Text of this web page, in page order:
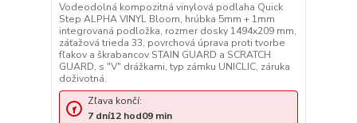
Vodeodolná kompozitná vinylová podlaha Quick
Step ALPHA VINYL Bloom, hrúbka 5mm + 1mm
integrovaná podložka, rozmer dosky 1494x209 mm,
záťažová trieda 33, povrchová úprava proti tvorbe
fľakov a škrabancov STAIN GUARD a SCRATCH
GUARD, s "V" drážkami, typ zámku UNICLIC, záruka
doživotná.
Zľava končí:
7 dní12 hod09 min